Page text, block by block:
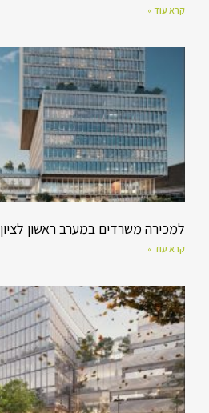
קרא עוד »
למכירה משרדים במערב ראשון לציון
קרא עוד »